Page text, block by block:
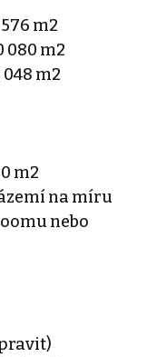
m2
080 m2
m2
m2
na míru
nebo